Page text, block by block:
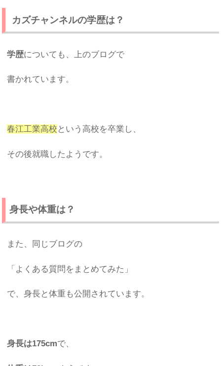
カズチャンネルの学歴は？
学歴についても、上のブログで
書かれています。
春江工業高校 という高校を卒業し、
その後就職したようです。
身長や体重は？
また、同じブログの
「よくある質問をまとめてみた」
で、身長と体重も公開されています。
身長は175cmで、